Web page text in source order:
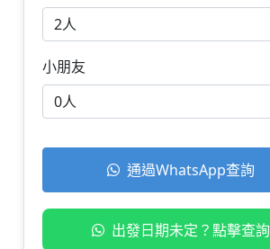
小朋友
通過WhatsApp查詢
出發日期未定？點擊查詢